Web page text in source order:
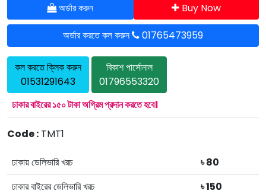
অর্ডার করুন
Buy Now
অর্ডার করতে কল করুন
01765473959
কল করতে ক্লিক করুন
01531291643
বিকাশ পার্সোনাল
01796553320
ঢাকার বাইরের ১৫০ টাকা অগ্রিম প্রদান করতে হবে।
Code : TMT1
ঢাকায় ডেলিভারি খরচ
৳ 80
ঢাকার বাইরের ডেলিভারি খরচ
৳ 150